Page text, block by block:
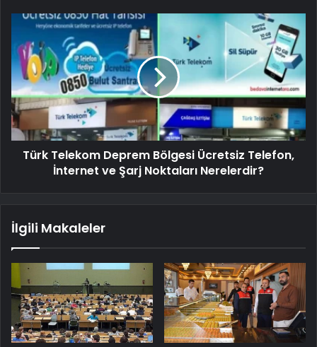
Türk Telekom Deprem Bölgesi Ücretsiz Telefon,
İnternet ve Şarj Noktaları Nerelerdir?
İlgili Makaleler